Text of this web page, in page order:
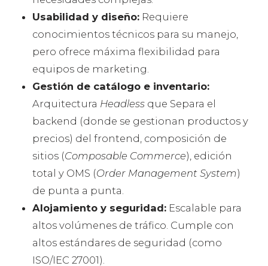
Usabilidad y diseño: Requiere
conocimientos técnicos para su manejo,
pero ofrece máxima flexibilidad para
equipos de marketing.
Gestión de catálogo e inventario:
Arquitectura Headless que Separa el
backend (donde se gestionan productos y
precios) del frontend, composición de
sitios (Composable Commerce), edición
total y OMS (Order Management System)
de punta a punta.
Alojamiento y seguridad: Escalable para
altos volúmenes de tráfico. Cumple con
altos estándares de seguridad (como
ISO/IEC 27001).